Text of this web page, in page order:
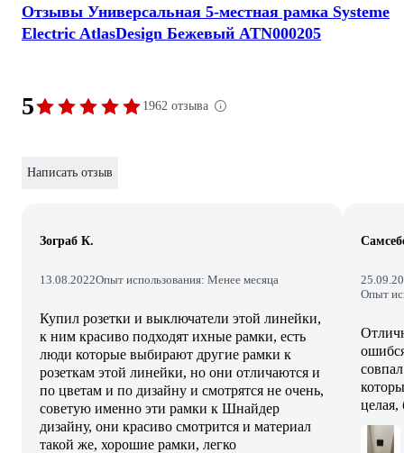
Отзывы Универсальная 5-местная рамка Systeme
Electric AtlasDesign Бежевый ATN000205
5 1962 отзыва
Написать отзыв
Зограб К.
13.08.2022Опыт использования: Менее месяца
Купил розетки и выключатели этой линейки,
к ним красиво подходят ихные рамки, есть
люди которые выбирают другие рамки к
розеткам этой линейки, но они отличаются и
по цветам и по дизайну и смотрятся не очень,
советую именно эти рамки к Шнайдер
дизайну, они красиво смотрится и материал
такой же, хорошие рамки, легко
Опыт
целая,